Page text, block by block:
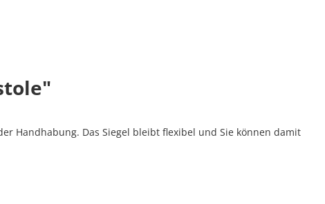
Handhabung. Das Siegel bleibt flexibel und Sie können damit